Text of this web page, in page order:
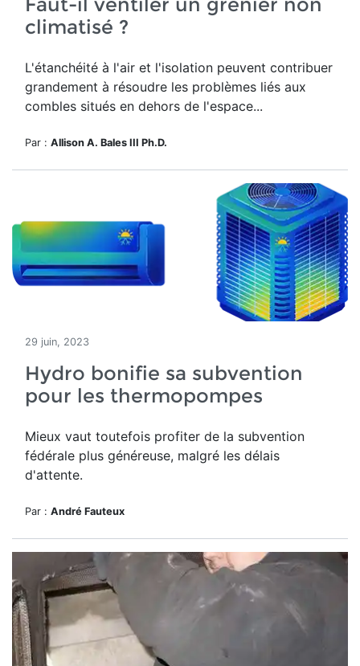
climatisé ?
L'étanchéité à l'air et l'isolation peuvent contribuer
grandement à résoudre les problèmes liés aux
combles situés en dehors de l'espace...
Par : Allison A. Bales III Ph.D.
29 juin, 2023
Hydro bonifie sa subvention
pour les thermopompes
Mieux vaut toutefois profiter de la subvention
fédérale plus généreuse, malgré les délais
d'attente.
Par : André Fauteux